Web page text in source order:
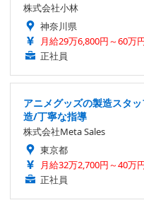
株式会社小林
神奈川県
月給29万6,800円～60万
正社員
アニメグッズの製造スタ
造/丁寧な指導
株式会社Meta Sales
東京都
月給32万2,700円～40万
正社員